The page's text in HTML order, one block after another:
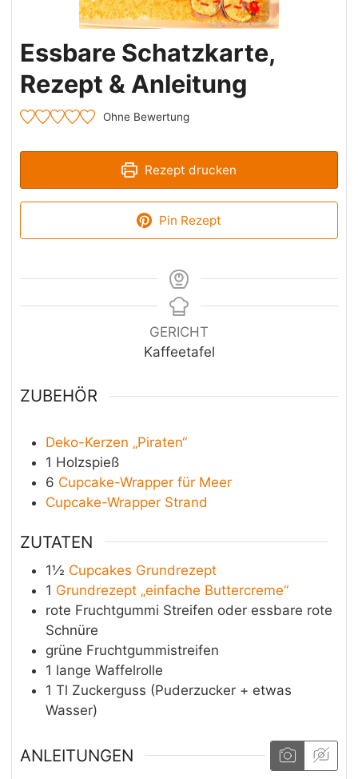
Essbare Schatzkarte,
Rezept & Anleitung
Ohne Bewertung
Rezept drucken
Pin Rezept
GERICHT
Kaffeetafel
ZUBEHÖR
Deko-Kerzen „Piraten“
1 Holzspieß
6 Cupcake-Wrapper für Meer
Cupcake-Wrapper Strand
ZUTATEN
1½ Cupcakes Grundrezept
1 Grundrezept „einfache Buttercreme“
rote Fruchtgummi Streifen oder essbare rote
Schnüre
grüne Fruchtgummistreifen
1 lange Waffelrolle
1 Tl Zuckerguss (Puderzucker + etwas
Wasser)
ANLEITUNGEN